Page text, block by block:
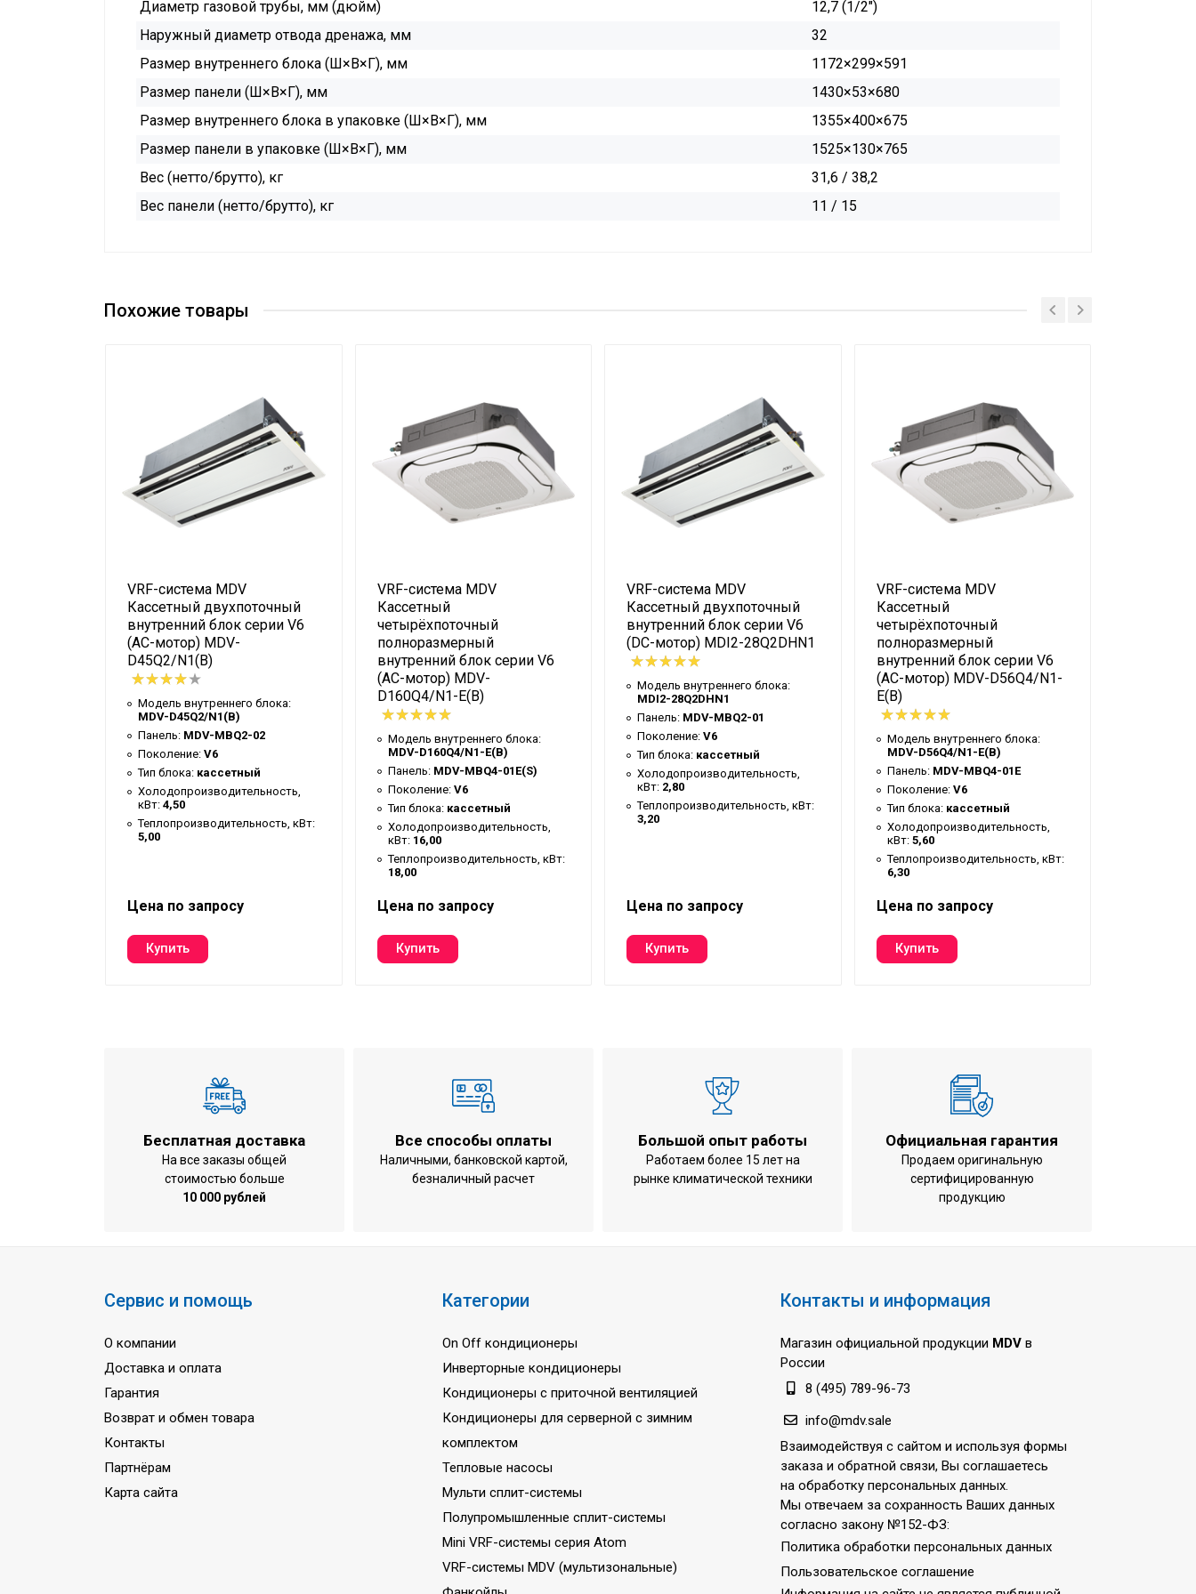
Диаметр газовой трубы, мм (дюйм)
12,7 (1/2")
Наружный диаметр отвода дренажа, мм
32
Размер внутреннего блока (Ш×В×Г), мм
1172×299×591
Размер панели (Ш×В×Г), мм
1430×53×680
Размер внутреннего блока в упаковке (Ш×В×Г), мм
1355×400×675
Размер панели в упаковке (Ш×В×Г), мм
1525×130×765
Вес (нетто/брутто), кг
31,6 / 38,2
Вес панели (нетто/брутто), кг
11 / 15
Похожие товары
VRF-система MDV
Кассетный двухпоточный
внутренний блок серии V6
(АC-мотор) MDV-
D45Q2/N1(B)
Модель внутреннего блока:
MDV-D45Q2/N1(B)
Панель: MDV-MBQ2-02
Поколение: V6
Тип блока: кассетный
Холодопроизводительность,
кВт: 4,50
Теплопроизводительность, кВт:
5,00
Цена по запросу
VRF-система MDV
Кассетный
четырёхпоточный
полноразмерный
внутренний блок серии V6
(AC-мотор) MDV-
D160Q4/N1-E(B)
Модель внутреннего блока:
MDV-D160Q4/N1-E(B)
Панель: MDV-MBQ4-01E(S)
Поколение: V6
Тип блока: кассетный
Холодопроизводительность,
кВт: 16,00
Теплопроизводительность, кВт:
18,00
Цена по запросу
VRF-система MDV
Кассетный двухпоточный
внутренний блок серии V6
(DC-мотор) MDI2-28Q2DHN1
Модель внутреннего блока:
MDI2-28Q2DHN1
Панель: MDV-MBQ2-01
Поколение: V6
Тип блока: кассетный
Холодопроизводительность,
кВт: 2,80
Теплопроизводительность, кВт:
3,20
Цена по запросу
VRF-система MDV
Кассетный
четырёхпоточный
полноразмерный
внутренний блок серии V6
(AC-мотор) MDV-D56Q4/N1-
E(B)
Модель внутреннего блока:
MDV-D56Q4/N1-E(B)
Панель: MDV-MBQ4-01E
Поколение: V6
Тип блока: кассетный
Холодопроизводительность,
кВт: 5,60
Теплопроизводительность, кВт:
6,30
Цена по запросу
Бесплатная доставка
На все заказы общей
стоимостью больше
10 000 рублей
Все способы оплаты
Наличными, банковской картой,
безналичный расчет
Большой опыт работы
Работаем более 15 лет на
рынке климатической техники
Официальная гарантия
Продаем оригинальную
сертифицированную
продукцию
Сервис и помощь
О компании
Доставка и оплата
Гарантия
Возврат и обмен товара
Контакты
Партнёрам
Карта сайта
Категории
On Off кондиционеры
Инверторные кондиционеры
Кондиционеры с приточной вентиляцией
Кондиционеры для серверной с зимним
комплектом
Тепловые насосы
Мульти сплит-системы
Полупромышленные сплит-системы
Mini VRF-системы серия Atom
VRF-системы MDV (мультизональные)
Контакты и информация
Магазин официальной продукции MDV в
России
8 (495) 789-96-73
info@mdv.sale
Взаимодействуя с сайтом и используя формы
заказа и обратной связи, Вы соглашаетесь
на обработку персональных данных.
Мы отвечаем за сохранность Ваших данных
согласно закону №152-ФЗ:
Политика обработки персональных данных
Пользовательское соглашение